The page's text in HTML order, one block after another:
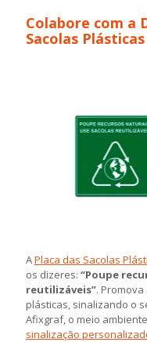
Colabore com a
Sacolas Plásticas
APlaca das Sacolas
os dizeres: “Poupe
reutilizáveis”.
plásticas, sinalizando o
Afixgraf, o meio
sinalização